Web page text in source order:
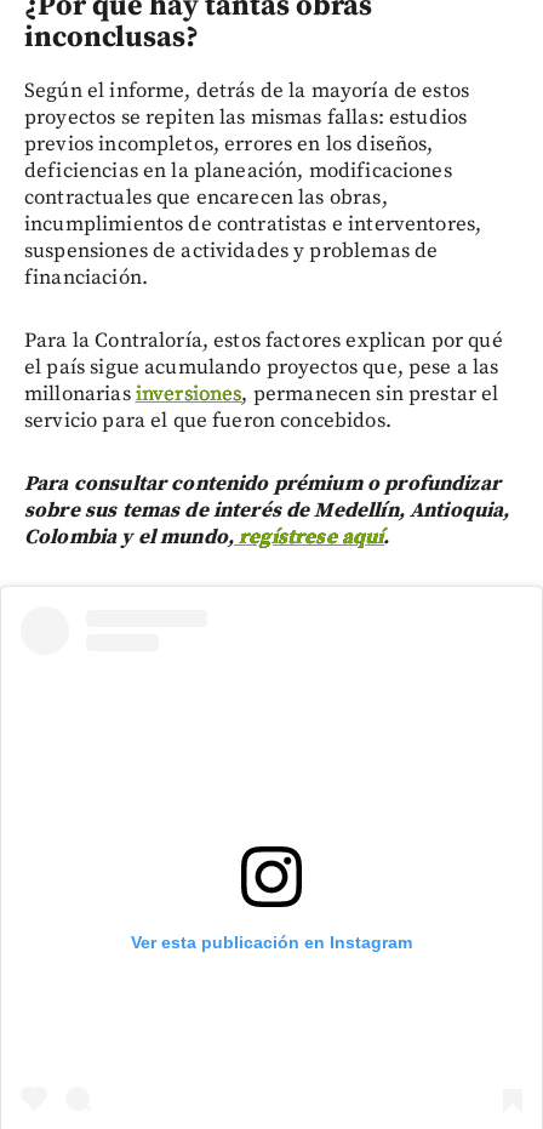
inconclusas?
Según el informe, detrás de la mayoría de estos
proyectos se repiten las mismas fallas: estudios
previos incompletos, errores en los diseños,
deficiencias en la planeación, modificaciones
contractuales que encarecen las obras,
incumplimientos de contratistas e interventores,
suspensiones de actividades y problemas de
financiación.
Para la Contraloría, estos factores explican por qué
el país sigue acumulando proyectos que, pese a las
millonariasinversiones, permanecen sin prestar el
servicio para el que fueron concebidos.
Para consultar contenido prémium o profundizar
sobre sus temas de interés de Medellín, Antioquia,
Colombia y el mundo,regístrese aquí.
Ver esta publicación en Instagram